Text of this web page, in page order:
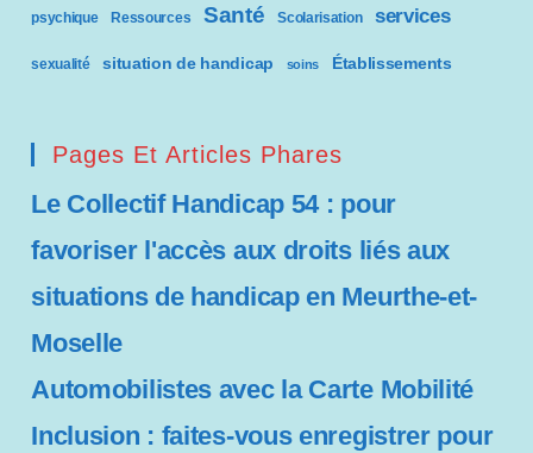
psychique Ressources Santé Scolarisation services
sexualité situation de handicap soins Établissements
Pages Et Articles Phares
Le Collectif Handicap 54 : pour
favoriser l'accès aux droits liés aux
situations de handicap en Meurthe-et-
Moselle
Automobilistes avec la Carte Mobilité
Inclusion : faites-vous enregistrer pour